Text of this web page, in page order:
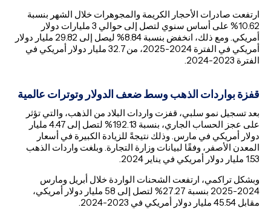
ارتفعت صادرات الأحجار الكريمة والمجوهرات خلال الشهر بنسبة
10.62% على أساس سنوي لتصل إلى حوالي 3 مليارات دولار
أمريكي. ومع ذلك، انخفض بنسبة 8.84% ليصل إلى 29.82 مليار دولار
أمريكي في الفترة 2024-2025، من 32.7 مليار دولار أمريكي في
الفترة 2023-2024.
قفزة بواردات الذهب وسط ضعف الدولار وتوترات عالمية
بعد تسجيل نمو سلبي، قفزت واردات البلاد من الذهب، والتي تؤثر
على عجز الحساب الجاري، بنسبة 192.13% لتصل إلى 4.47 مليار
دولار أمريكي في مارس. وذلك نتيجةً للزيادة الكبيرة في أسعار
المعدن الأصفر، وفقًا لبيانات وزارة التجارة. وبلغت واردات الذهب
1.53 مليار دولار أمريكي في يناير 2024.
وبشكل تراكمي، ارتفعت الشحنات الواردة خلال أبريل ومارس
2024-2025 بنسبة 27.27% لتصل إلى 58 مليار دولار أمريكي،
مقابل 45.54 مليار دولار أمريكي في 2023-2024.